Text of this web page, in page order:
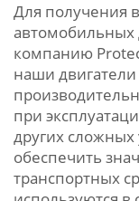
Для получения
автомобильных
компанию
наши
при
других сложных
обеспечить
транспортных